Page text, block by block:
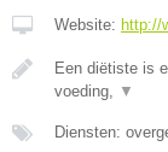
Website: http://
Een diëtiste is
voeding, ▼
Diensten: